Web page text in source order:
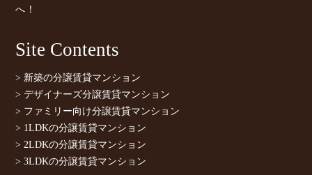
へ！
Site Contents
> 新築の分譲賃貸マンション
> デザイナーズ分譲賃貸マンション
> ファミリー向け分譲賃貸マンション
> 1LDKの分譲賃貸マンション
> 2LDKの分譲賃貸マンション
> 3LDKの分譲賃貸マンション